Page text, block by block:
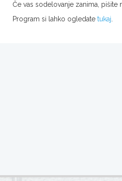
Če vas sodelovanje zanima, pišite
Program si lahko ogledate tukaj.